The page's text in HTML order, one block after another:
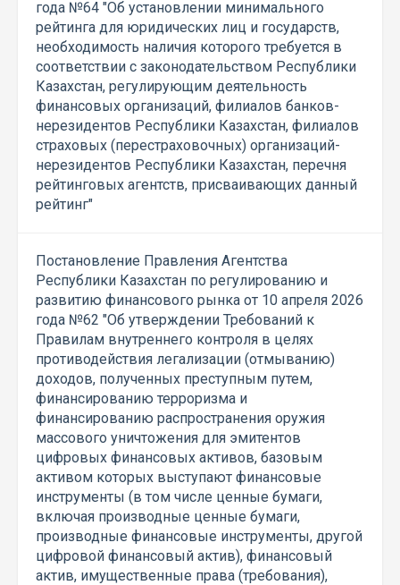
года №64 "Об установлении минимального
рейтинга для юридических лиц и государств,
необходимость наличия которого требуется в
соответствии с законодательством Республики
Казахстан, регулирующим деятельность
финансовых организаций, филиалов банков-
нерезидентов Республики Казахстан, филиалов
страховых (перестраховочных) организаций-
нерезидентов Республики Казахстан, перечня
рейтинговых агентств, присваивающих данный
рейтинг"
Постановление Правления Агентства
Республики Казахстан по регулированию и
развитию финансового рынка от 10 апреля 2026
года №62 "Об утверждении Требований к
Правилам внутреннего контроля в целях
противодействия легализации (отмыванию)
доходов, полученных преступным путем,
финансированию терроризма и
финансированию распространения оружия
массового уничтожения для эмитентов
цифровых финансовых активов, базовым
активом которых выступают финансовые
инструменты (в том числе ценные бумаги,
включая производные ценные бумаги,
производные финансовые инструменты, другой
цифровой финансовый актив), финансовый
актив, имущественные права (требования),